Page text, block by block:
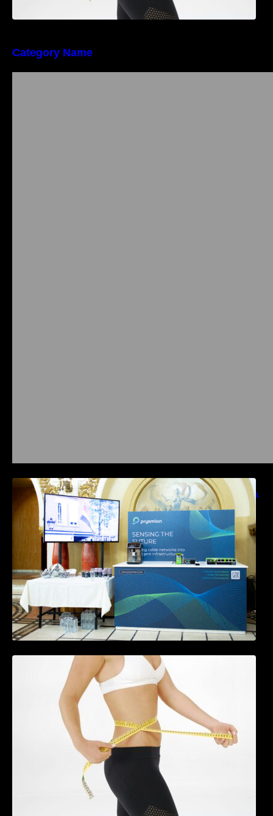
Category Name
Prysmian aduce la COMM26 tehnologii de
sensing si Digital Energy pentru monitorizarea
in timp real a infrastrucrutilor critice
Tratamentul Wegovy® generează o scădere
în greutate de până la 22,6% la femei în
perioada menopauzei și reduce la jumătate
riscul de migrene